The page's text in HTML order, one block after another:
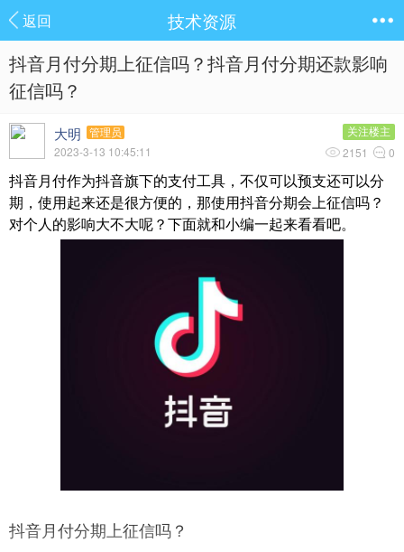
返回 技术资源
抖音月付分期上征信吗？抖音月付分期还款影响
征信吗？
大明 管理员
2023-3-13 10:45:11
关注楼主
2151 0
抖音月付作为抖音旗下的支付工具，不仅可以预支还可以分
期，使用起来还是很方便的，那使用抖音分期会上征信吗？
对个人的影响大不大呢？下面就和小编一起来看看吧。
抖音月付分期上征信吗？